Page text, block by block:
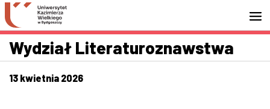
Przejdź do wyszukiwarki
Przejdź do treści
Przejdź do stopki - Kontakt
Wydział Literaturoznawstwa
13 kwietnia 2026